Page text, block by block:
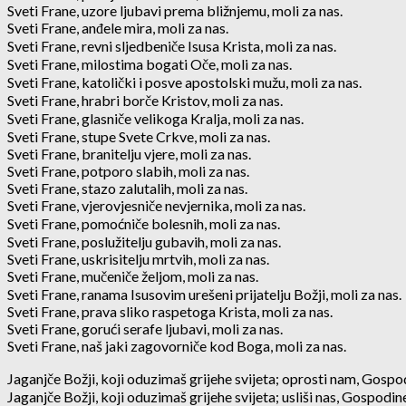
Sveti Frane, uzore ljubavi prema bližnjemu, moli za nas.
Sveti Frane, anđele mira, moli za nas.
Sveti Frane, revni sljedbeniče Isusa Krista, moli za nas.
Sveti Frane, milostima bogati Oče, moli za nas.
Sveti Frane, katolički i posve apostolski mužu, moli za nas.
Sveti Frane, hrabri borče Kristov, moli za nas.
Sveti Frane, glasniče velikoga Kralja, moli za nas.
Sveti Frane, stupe Svete Crkve, moli za nas.
Sveti Frane, branitelju vjere, moli za nas.
Sveti Frane, potporo slabih, moli za nas.
Sveti Frane, stazo zalutalih, moli za nas.
Sveti Frane, vjerovjesniče nevjernika, moli za nas.
Sveti Frane, pomoćniče bolesnih, moli za nas.
Sveti Frane, poslužitelju gubavih, moli za nas.
Sveti Frane, uskrisitelju mrtvih, moli za nas.
Sveti Frane, mučeniče željom, moli za nas.
Sveti Frane, ranama Isusovim urešeni prijatelju Božji, moli za nas.
Sveti Frane, prava sliko raspetoga Krista, moli za nas.
Sveti Frane, gorući serafe ljubavi, moli za nas.
Sveti Frane, naš jaki zagovorniče kod Boga, moli za nas.
Jaganjče Božji, koji oduzimaš grijehe svijeta; oprosti nam,
Jaganjče Božji, koji oduzimaš grijehe svijeta; usliši nas,